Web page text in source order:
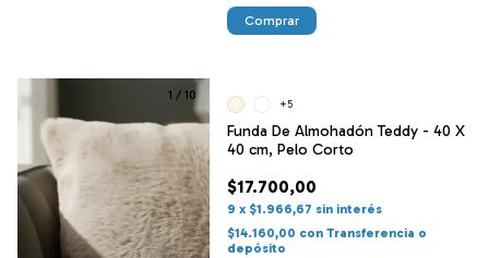
Comprar
1 / 10
Funda De Almohadón Teddy - 40 X
40 cm, Pelo Corto
$17.700,00
9 x $1.966,67 sin interés
$14.160,00 con Transferencia o
depósito
+5